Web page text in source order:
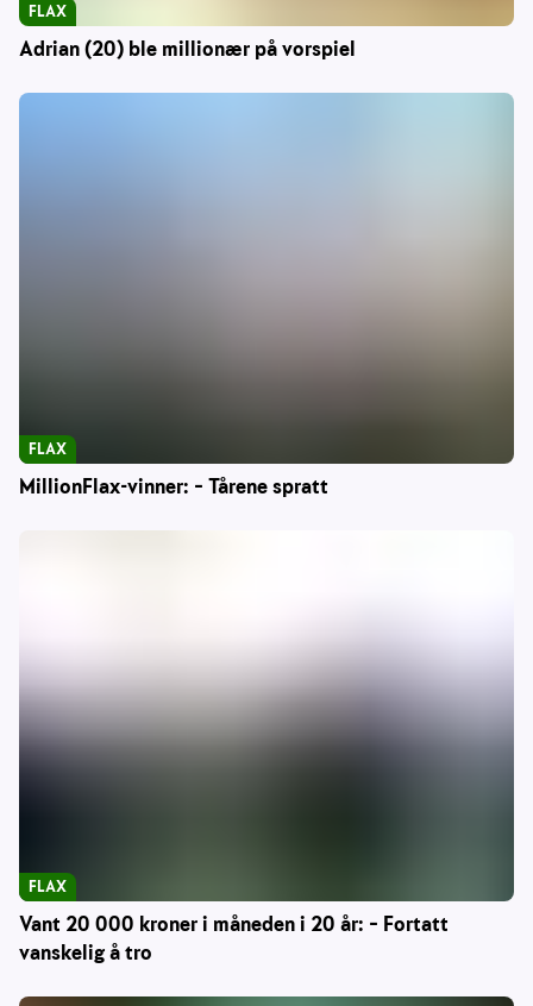
Adrian (20) ble millionær på vorspiel
FLAX
MillionFlax-vinner: – Tårene spratt
FLAX
Vant 20 000 kroner i måneden i 20 år: – Fortatt
vanskelig å tro
FLAX